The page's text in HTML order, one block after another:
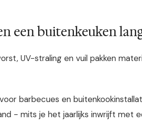
een buitenkeuken
UV-straling en vuil pakken
barbecues en
- mits je het jaarlijks inwrijft met